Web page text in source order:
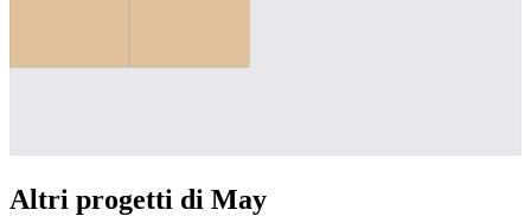
Altri progetti di May